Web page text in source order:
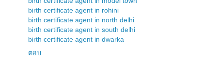
birth certificate agent in rohini
birth certificate agent in north delhi
birth certificate agent in south delhi
birth certificate agent in dwarka
ตอบ